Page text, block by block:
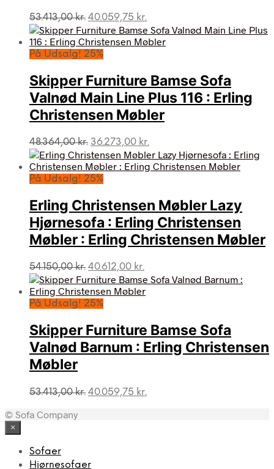
53.413,00kr. Den
oprindelige
pris
var:
40.059,75 kr.
aktuelle
pris
På Udsalg! 25%
Skipper Furniture Bamse Sofa
Valnød Main Line Plus 116 : Erling
Christensen Møbler
48.364,00kr. Den
oprindelige
pris
var:
36.273,00 kr.
aktuelle
pris
På Udsalg! 25%
Erling Christensen Møbler Lazy
Hjørnesofa : Erling Christensen
Møbler : Erling Christensen Møbler
54.150,00kr. Den
oprindelige
pris
var:
40.612,00 kr.
aktuelle
pris
På Udsalg! 25%
Skipper Furniture Bamse Sofa
Valnød Barnum : Erling Christensen
Møbler
53.413,00kr. Den
40.059,75 kr.
© Sofa Company
×
Sofaer
Hjørnesofaer